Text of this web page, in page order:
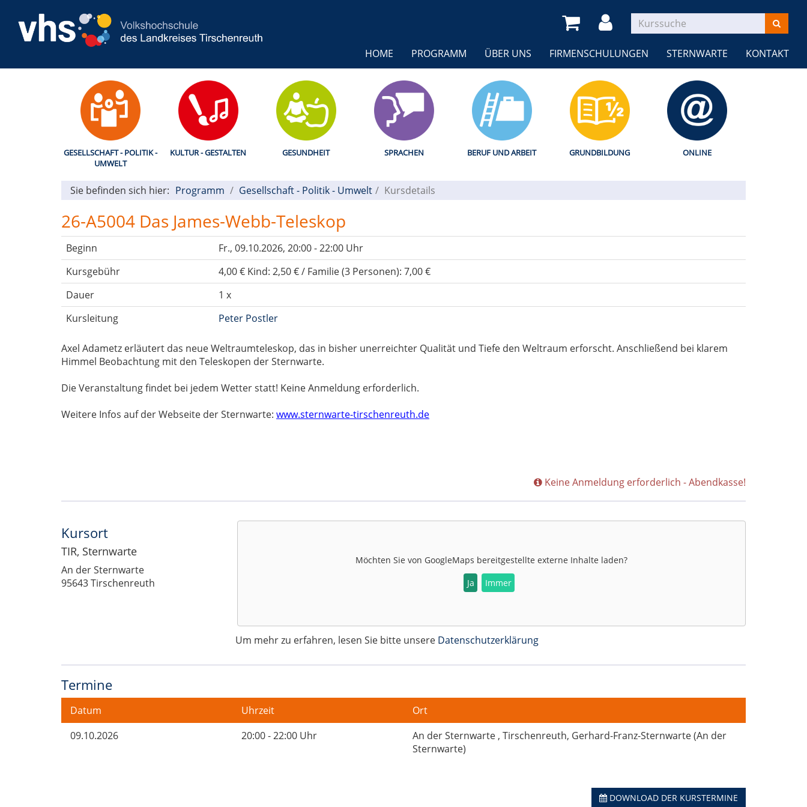
HOME PROGRAMM ÜBER UNS FIRMENSCHULUNGEN STERNWARTE KONTAKT
GESELLSCHAFT - POLITIK -
UMWELT
KULTUR - GESTALTEN GESUNDHEIT SPRACHEN BERUF UND ARBEIT GRUNDBILDUNG ONLINE
Sie befinden sich hier: Programm Gesellschaft - Politik - Umwelt Kursdetails
26-A5004 Das James-Webb-Teleskop
Beginn Fr., 09.10.2026, 20:00 - 22:00 Uhr
Kursgebühr
4,00 € Kind: 2,50 € / Familie (3 Personen): 7,00 €
Dauer
1 x
Kursleitung
Peter Postler
Axel Adametz erläutert das neue Weltraumteleskop, das in bisher unerreichter Qualität und Tiefe den Weltraum erforscht. Anschließend bei klarem
Himmel Beobachtung mit den Teleskopen der Sternwarte.
Die Veranstaltung findet bei jedem Wetter statt! Keine Anmeldung erforderlich.
Weitere Infos auf der Webseite der Sternwarte: www.sternwarte-tirschenreuth.de
Keine Anmeldung erforderlich - Abendkasse!
Kursort
TIR, Sternwarte
An der Sternwarte
95643 Tirschenreuth
Möchten Sie von GoogleMaps bereitgestellte externe Inhalte laden?
Ja
Immer
Um mehr zu erfahren, lesen Sie bitte unsere Datenschutzerklärung
Termine
Datum Uhrzeit
Ort
09.10.2026
20:00 - 22:00 Uhr
An der Sternwarte , Tirschenreuth, Gerhard-Franz-Sternwarte (An der
Sternwarte)
DOWNLOAD DER KURSTERMINE